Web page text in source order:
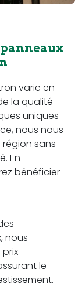
varie en
la qualité
uniques
nous nous
sans
En
bénéficier
nous
le